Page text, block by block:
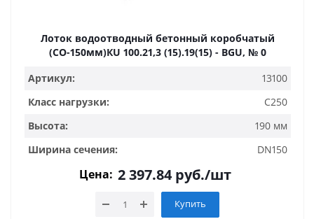
Лоток водоотводный бетонный коробчатый
(СО-150мм)КU 100.21,3 (15).19(15) - BGU, № 0
Артикул:
13100
Класс нагрузки:
C250
Высота:
190 мм
Ширина сечения:
DN150
Цена: 2 397.84руб./шт
Купить